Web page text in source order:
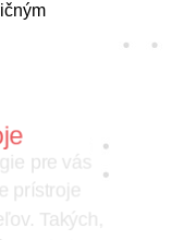
prístroje
Takých,